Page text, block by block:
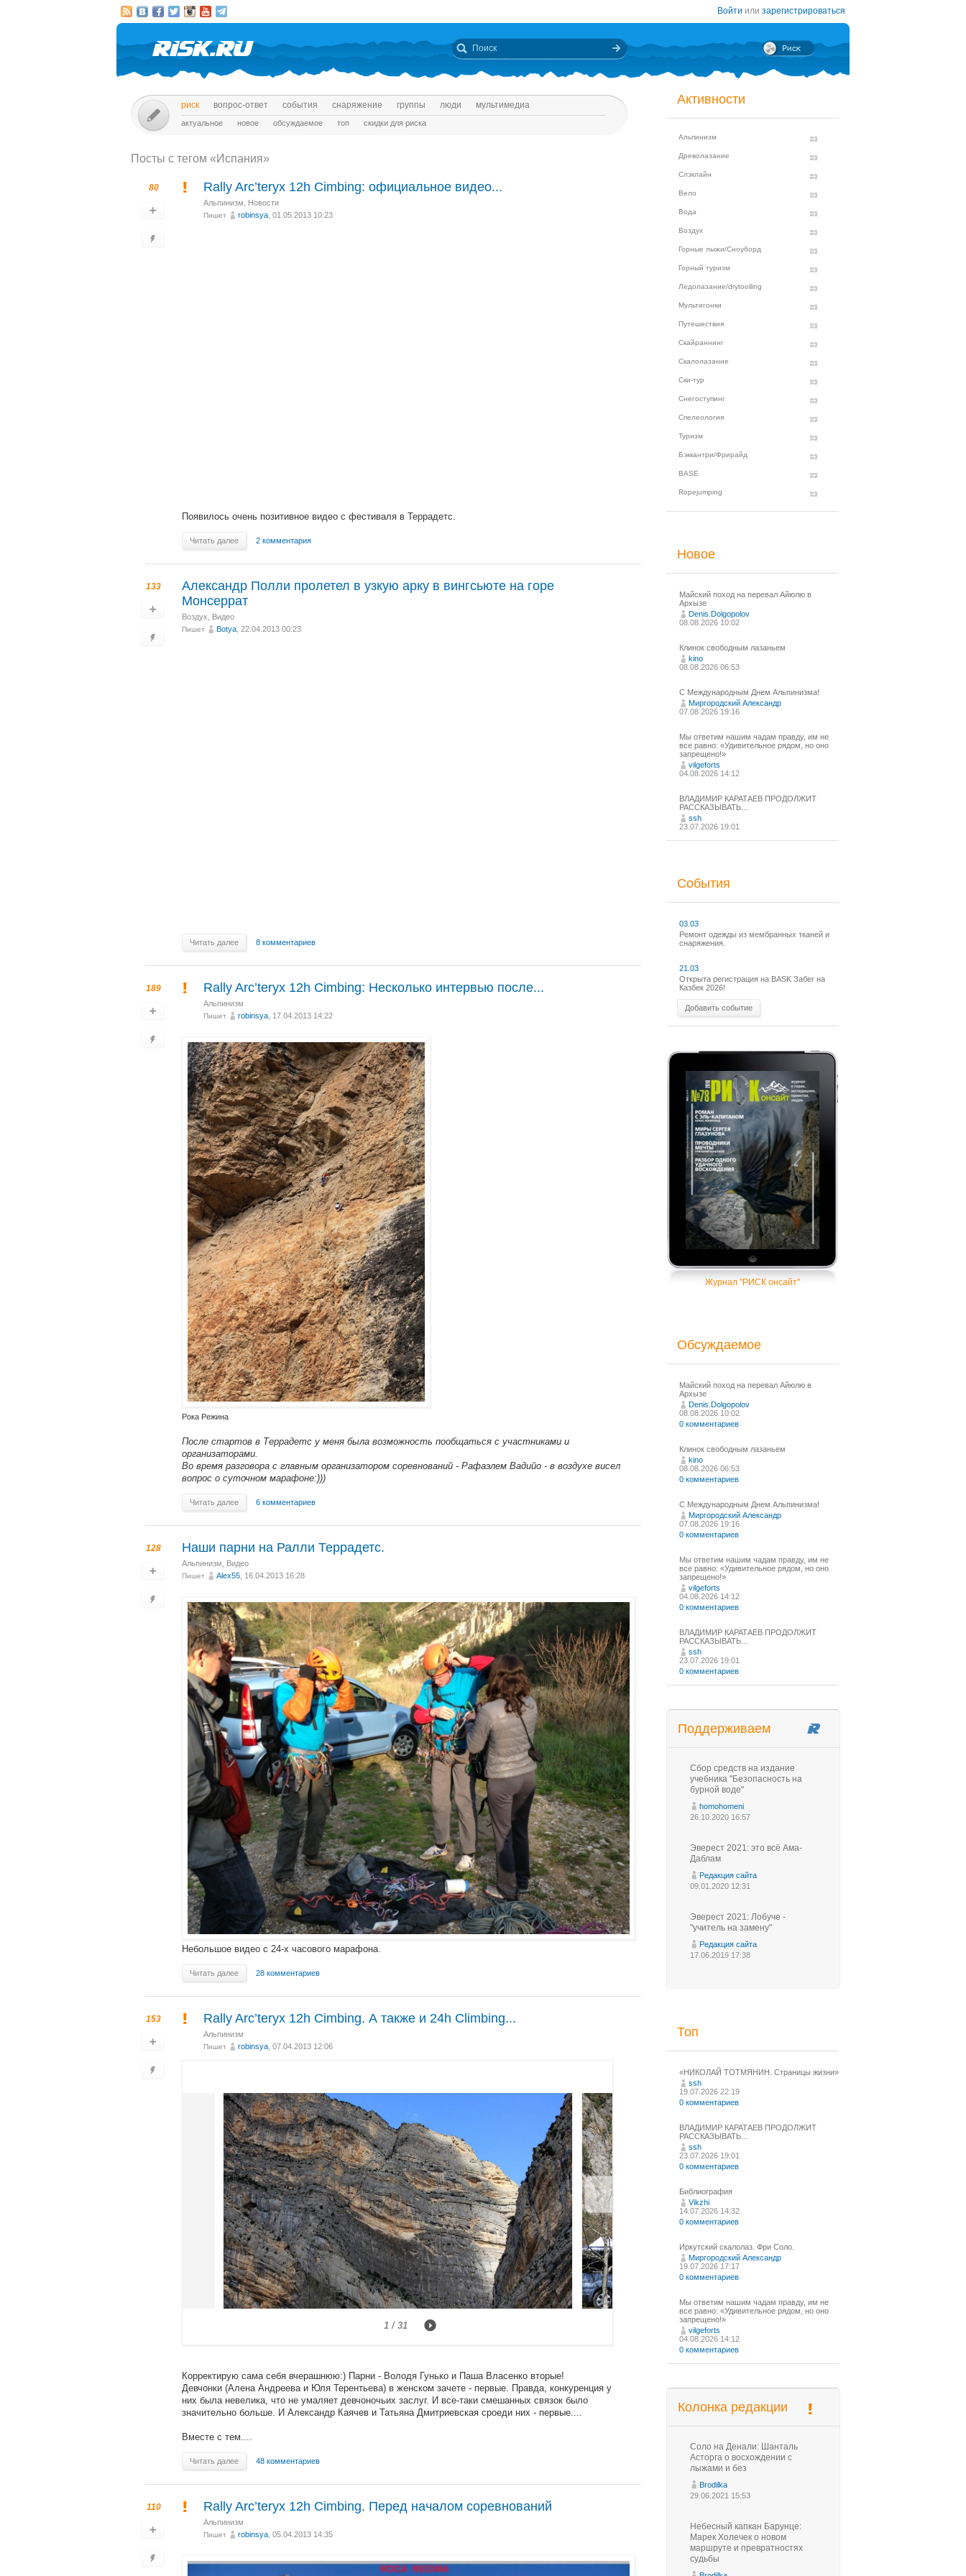
Войти или зарегистрироваться
риск вопрос-ответ события снаряжение группы люди мультимедиа
актуальное новое обсуждаемое топ скидки для риска
Посты c тегом «Испания»
80 Rally Arc’teryx 12h Cimbing: официальное видео...
Альпинизм Новости
Пишет robinsya , 01.05.2013 10:23
Появилось очень позитивное видео с фестиваля в Террадетс.
Читать далее 2 комментария
133
Александр Полли пролетел в узкую арку в вингсьюте на горе
Монсеррат
Воздух Видео
Пишет Botya , 22.04.2013 00:23
Читать далее 8 комментариев
189 Rally Arc’teryx 12h Cimbing: Несколько интервью после...
Альпинизм
Пишет robinsya , 17.04.2013 14:22
Рока Режина
После стартов в Террадетс у меня была возможность пообщаться с участниками и
организаторами.
Во время разговора с главным организатором соревнований - Рафаэлем Вадийо - в воздухе висел
вопрос о суточном марафоне:)))
Читать далее 6 комментариев
128 Наши парни на Ралли Террадетс.
Альпинизм Видео
Пишет Alex55 , 16.04.2013 16:28
Небольшое видео с 24-х часового марафона.
Читать далее 28 комментариев
153 Rally Arc’teryx 12h Cimbing. А также и 24h Climbing...
Альпинизм
Пишет robinsya , 07.04.2013 12:06
1 / 31
Корректирую сама себя вчерашнюю:) Парни - Володя Гунько и Паша Власенко вторые!
Девчонки (Алена Андреева и Юля Терентьева) в женском зачете - первые. Правда, конкуренция у
них была невелика, что не умаляет девчоночьих заслуг. И все-таки смешанных связок было
значительно больше. И Александр Каячев и Татьяна Дмитриевская сроеди них - первые....
Вместе с тем....
Читать далее 48 комментариев
110 Rally Arc’teryx 12h Cimbing. Перед началом соревнований
Альпинизм
Пишет robinsya , 05.04.2013 14:35
Активности
Альпинизм
Древолазание
Слэклайн
Вело
Вода
Воздух
Горные лыжи/Сноуборд
Горный туризм
Ледолазание/drytoolling
Мультигонки
Путешествия
Скайраннинг
Скалолазание
Ски-тур
Снегоступинг
Спелеология
Туризм
Бэккантри/Фрирайд
BASE
Ropejumping
Новое
Майский поход на перевал Айюлю в
Архызе
Denis.Dolgopolov
08.08.2026 10:02
Клинок свободным лазаньем
kino
08.08.2026 06:53
С Международным Днем Альпинизма!⁠
Миргородский Александр
07.08.2026 19:16
Мы ответим нашим чадам правду, им не
все равно: «Удивительное рядом, но оно
запрещено!»
vilgeforts
04.08.2026 14:12
ВЛАДИМИР КАРАТАЕВ ПРОДОЛЖИТ
РАССКАЗЫВАТЬ…
ssh
23.07.2026 19:01
События
03.03
Ремонт одежды из мембранных тканей и
снаряжения.
21.03
Открыта регистрация на BASK Забег на
Казбек 2026!
Добавить событие
Журнал "РИСК онсайт"
Обсуждаемое
Майский поход на перевал Айюлю в
Архызе
Denis.Dolgopolov
08.08.2026 10:02
0 комментариев
Клинок свободным лазаньем
kino
08.08.2026 06:53
0 комментариев
С Международным Днем Альпинизма!⁠
Миргородский Александр
07.08.2026 19:16
0 комментариев
Мы ответим нашим чадам правду, им не
все равно: «Удивительное рядом, но оно
запрещено!»
vilgeforts
04.08.2026 14:12
0 комментариев
ВЛАДИМИР КАРАТАЕВ ПРОДОЛЖИТ
РАССКАЗЫВАТЬ…
ssh
23.07.2026 19:01
0 комментариев
Поддерживаем
Сбор средств на издание
учебника "Безопасность на
бурной воде"
homohomeni
26.10.2020 16:57
Эверест 2021: это всё Ама-
Даблам
Редакция сайта
09.01.2020 12:31
Эверест 2021: Лобуче -
"учитель на замену"
Редакция сайта
17.06.2019 17:38
Топ
«НИКОЛАЙ ТОТМЯНИН. Страницы жизни»
ssh
19.07.2026 22:19
0 комментариев
ВЛАДИМИР КАРАТАЕВ ПРОДОЛЖИТ
РАССКАЗЫВАТЬ…
ssh
23.07.2026 19:01
0 комментариев
Библиография
Vikzhi
14.07.2026 14:32
0 комментариев
Иркутский скалолаз. Фри Соло.
Миргородский Александр
19.07.2026 17:17
0 комментариев
Мы ответим нашим чадам правду, им не
все равно: «Удивительное рядом, но оно
запрещено!»
vilgeforts
04.08.2026 14:12
0 комментариев
Колонка редакции
Соло на Денали: Шанталь
Асторга о восхождении с
лыжами и без
Brodilka
29.06.2021 15:53
Небесный капкан Барунце:
Марек Холечек о новом
маршруте и превратностях
судьбы